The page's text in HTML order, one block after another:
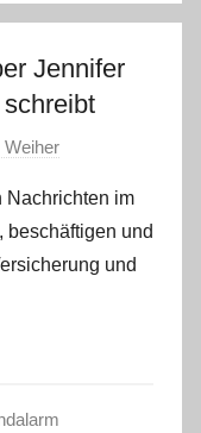
Jennifer
Weiher
Nachrichten im
beschäftigen und
und